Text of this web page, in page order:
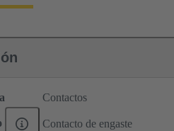
Contactos
Contacto de engaste